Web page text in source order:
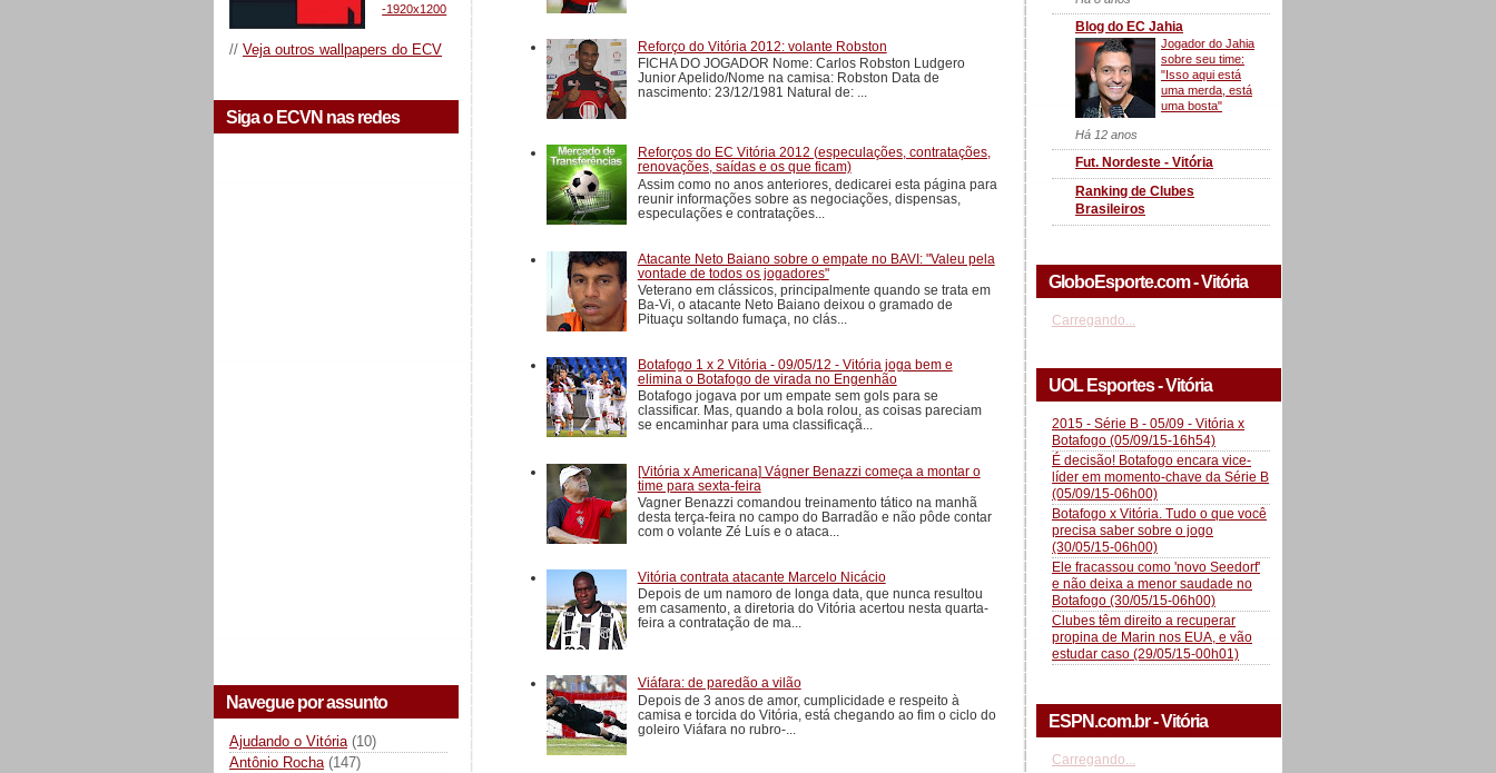
-1920x1200
// Veja outros wallpapers do ECV
Siga o ECVN nas redes
Navegue por assunto
Ajudando o Vitória (10)
Antônio Rocha (147)
Reforço do Vitória 2012: volante Robston
FICHA DO JOGADOR Nome: Carlos Robston Ludgero
Junior Apelido/Nome na camisa: Robston Data de
nascimento: 23/12/1981 Natural de: ...
Reforços do EC Vitória 2012 (especulações, contratações,
renovações, saídas e os que ficam)
Assim como no anos anteriores, dedicarei esta página para
reunir informações sobre as negociações, dispensas,
especulações e contratações...
Atacante Neto Baiano sobre o empate no BAVI: "Valeu pela
vontade de todos os jogadores"
Veterano em clássicos, principalmente quando se trata em
Ba-Vi, o atacante Neto Baiano deixou o gramado de
Pituaçu soltando fumaça, no clás...
Botafogo 1 x 2 Vitória - 09/05/12 - Vitória joga bem e
elimina o Botafogo de virada no Engenhão
Botafogo jogava por um empate sem gols para se
classificar. Mas, quando a bola rolou, as coisas pareciam
se encaminhar para uma classificaçã...
[Vitória x Americana] Vágner Benazzi começa a montar o
time para sexta-feira
Vagner Benazzi comandou treinamento tático na manhã
desta terça-feira no campo do Barradão e não pôde contar
com o volante Zé Luís e o ataca...
Vitória contrata atacante Marcelo Nicácio
Depois de um namoro de longa data, que nunca resultou
em casamento, a diretoria do Vitória acertou nesta quarta-
feira a contratação de ma...
Viáfara: de paredão a vilão
Depois de 3 anos de amor, cumplicidade e respeito à
camisa e torcida do Vitória, está chegando ao fim o ciclo do
goleiro Viáfara no rubro-...
Blog do EC Jahia
Jogador do Jahia
sobre seu time:
"Isso aqui está
uma merda, está
uma bosta"
Há 12 anos
Fut. Nordeste - Vitória
Ranking de Clubes
Brasileiros
GloboEsporte.com - Vitória
Carregando...
UOL Esportes - Vitória
2015 - Série B - 05/09 - Vitória x
Botafogo (05/09/15-16h54)
É decisão! Botafogo encara vice-
líder em momento-chave da Série B
(05/09/15-06h00)
Botafogo x Vitória. Tudo o que você
precisa saber sobre o jogo
(30/05/15-06h00)
Ele fracassou como 'novo Seedorf'
e não deixa a menor saudade no
Botafogo (30/05/15-06h00)
Clubes têm direito a recuperar
propina de Marin nos EUA, e vão
estudar caso (29/05/15-00h01)
ESPN.com.br - Vitória
Carregando...